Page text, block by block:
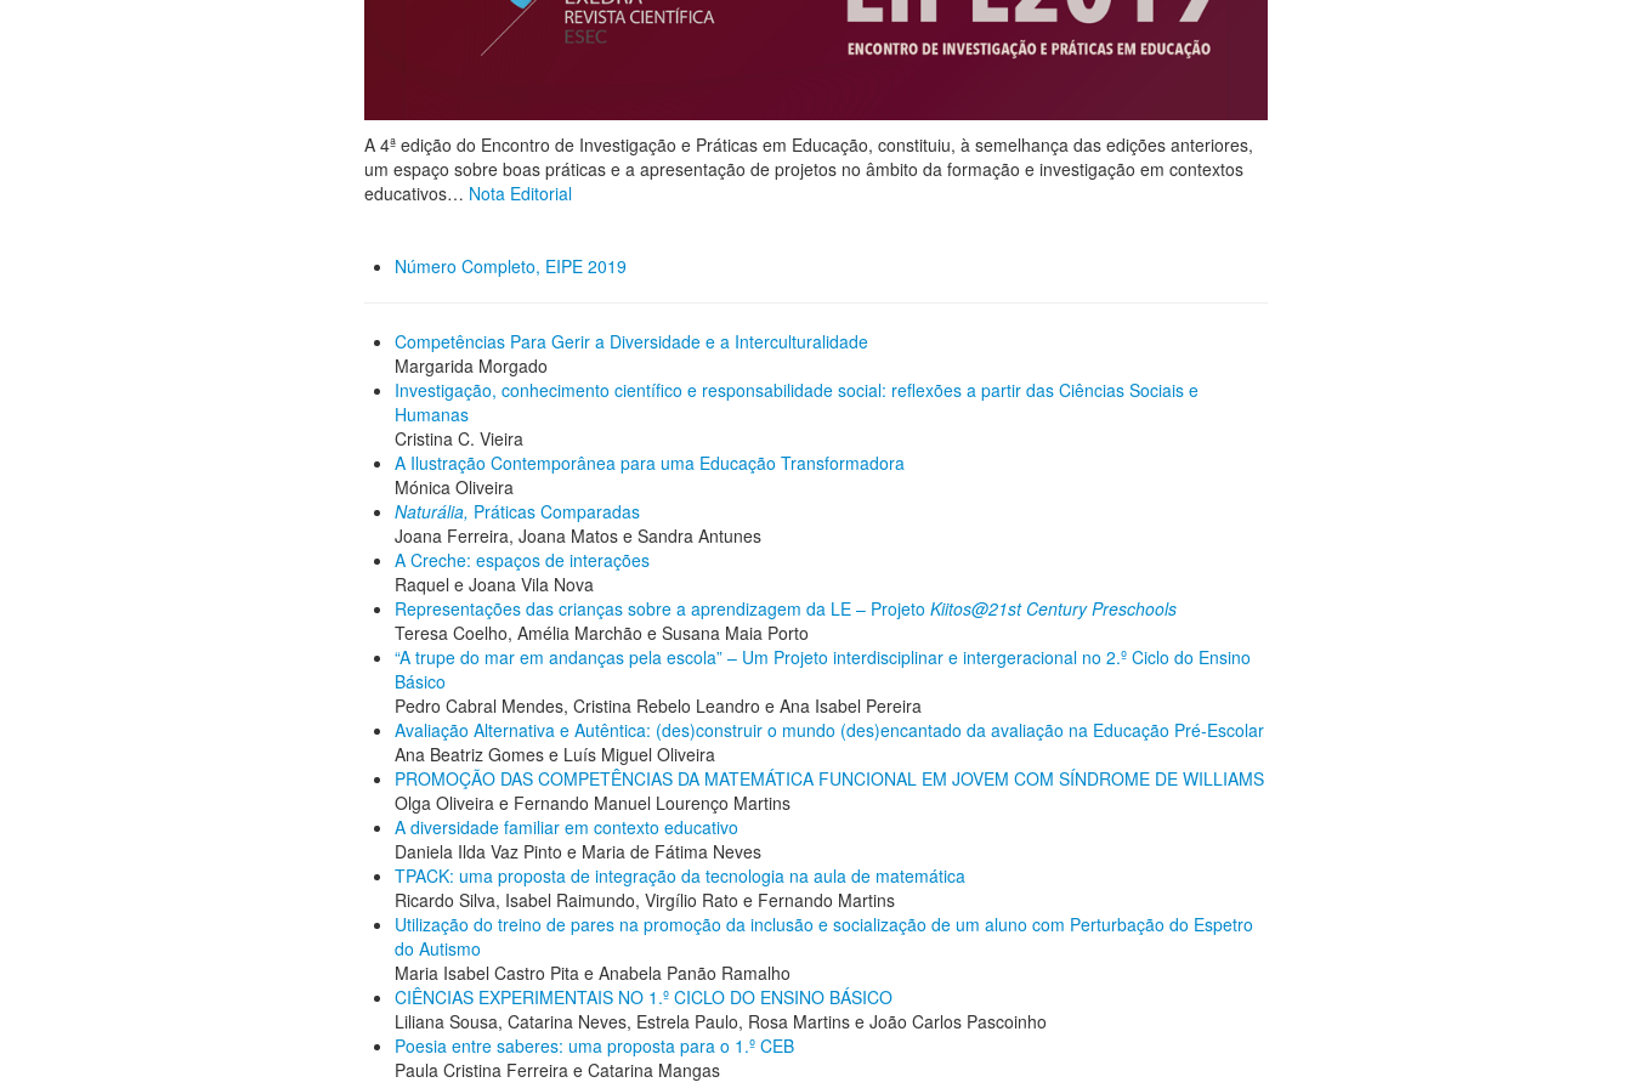
A 4ª edição do Encontro de Investigação e Práticas em Educação, constituiu, à semelhança das edições anteriores,
um espaço sobre boas práticas e a apresentação de projetos no âmbito da formação e investigação em contextos
educativos… Nota Editorial
Número Completo, EIPE 2019
Competências Para Gerir a Diversidade e a Interculturalidade
Margarida Morgado
Investigação, conhecimento científico e responsabilidade social: reflexões a partir das Ciências Sociais e
Humanas
Cristina C. Vieira
A Ilustração Contemporânea para uma Educação Transformadora
Mónica Oliveira
Naturália, Práticas Comparadas
Joana Ferreira, Joana Matos e Sandra Antunes
A Creche: espaços de interações
Raquel e Joana Vila Nova
Representações das crianças sobre a aprendizagem da LE – ProjetoKiitos@21st Century Preschools
Teresa Coelho, Amélia Marchão e Susana Maia Porto
“A trupe do mar em andanças pela escola” – Um Projeto interdisciplinar e intergeracional no 2.º Ciclo do Ensino
Básico
Pedro Cabral Mendes, Cristina Rebelo Leandro e Ana Isabel Pereira
Avaliação Alternativa e Autêntica: (des)construir o mundo (des)encantado da avaliação na Educação Pré-Escolar
Ana Beatriz Gomes e Luís Miguel Oliveira
PROMOÇÃO DAS COMPETÊNCIAS DA MATEMÁTICA FUNCIONAL EM JOVEM COM SÍNDROME DE WILLIAMS
Olga Oliveira e Fernando Manuel Lourenço Martins
A diversidade familiar em contexto educativo
Daniela Ilda Vaz Pinto e Maria de Fátima Neves
TPACK: uma proposta de integração da tecnologia na aula de matemática
Ricardo Silva, Isabel Raimundo, Virgílio Rato e Fernando Martins
Utilização do treino de pares na promoção da inclusão e socialização de um aluno com Perturbação do Espetro
do Autismo
Maria Isabel Castro Pita e Anabela Panão Ramalho
CIÊNCIAS EXPERIMENTAIS NO 1.º CICLO DO ENSINO BÁSICO
Liliana Sousa, Catarina Neves, Estrela Paulo, Rosa Martins e João Carlos Pascoinho
Poesia entre saberes: uma proposta para o 1.º CEB
Paula Cristina Ferreira e Catarina Mangas